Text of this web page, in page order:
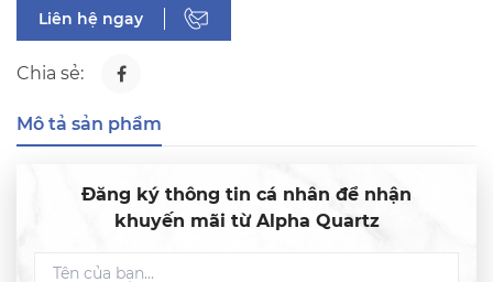
Liên hệ ngay
Chia sẻ:
Mô tả sản phẩm
Đăng ký thông tin cá nhân để nhận
khuyến mãi từ Alpha Quartz